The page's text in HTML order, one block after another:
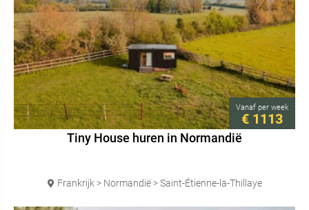
Vanaf per week
€ 1113
Tiny House huren in Normandië
Frankrijk > Normandië > Saint-Étienne-la-Thillaye